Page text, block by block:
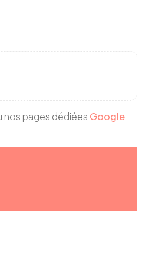
nos pages dédiées Google